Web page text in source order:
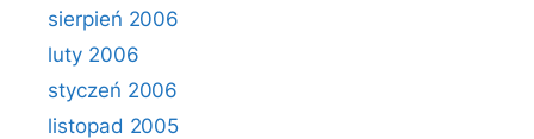
sierpień 2006
luty 2006
styczeń 2006
listopad 2005